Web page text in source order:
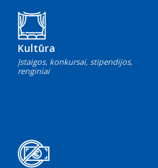
Kultūra
Įstaigos, konkursai, stipendijos,
renginiai